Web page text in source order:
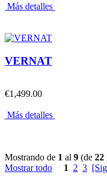
Más detalles
VERNAT
€1,499.00
Más detalles
Mostrando de 1 al 9 (de 22
Mostrar todo
1 2 3